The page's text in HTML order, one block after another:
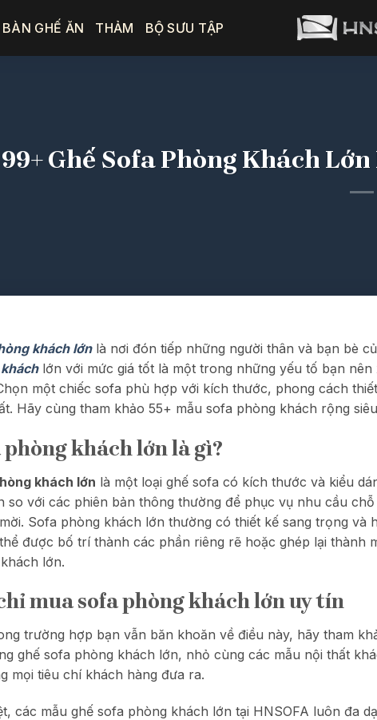
BÀN GHẾ ĂN THẢM BỘ SƯU TẬP
99+ Ghế Sofa Phòng Khách
khách lớnlà nơi đón tiếp những người thân và bạn bè
lớn với mức giá tốt là một trong những yếu tố bạn
một chiếc sofa phù hợp với kích thước, phong cách
Hãy cùng tham khảo 55+ mẫu sofa phòng khách rộng
phòng khách lớn là gì?
khách lớn là một loại ghế sofa có kích thước và kiểu
so với các phiên bản thông thường để phục vụ nhu cầu
Sofa phòng khách lớn thường có thiết kế sang trọng và
được bố trí thành các phần riêng rẽ hoặc ghép lại thành
lớn.
mua sofa phòng khách lớn uy tín
trường hợp bạn vẫn băn khoăn về điều này, hãy tham
ghế sofa phòng khách lớn, nhỏ cùng các mẫu nội thất
mọi tiêu chí khách hàng đưa ra.
các mẫu ghế sofa phòng khách lớn tại HNSOFA luôn đa